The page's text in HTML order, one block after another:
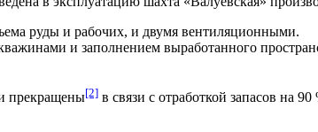
руды и рабочих, и двумя вентиляционными.
и заполнением выработанного
прекращены[2] в связи с отработкой запасов на 90